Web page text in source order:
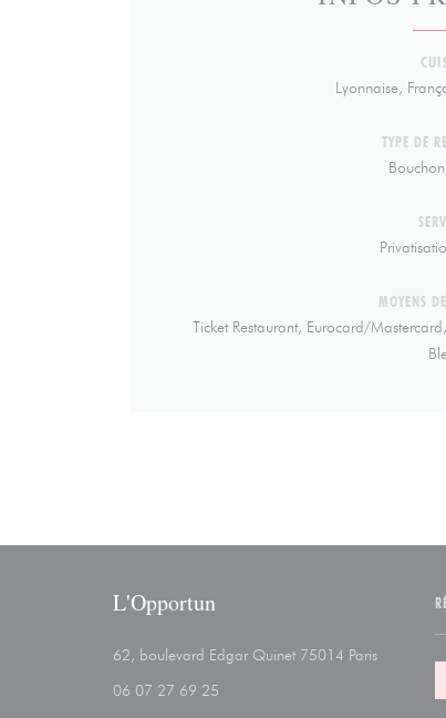
Lyonnaise,
TYPE DE
MOYENS
Ticket Restaurant, Eurocard/
L'Opportun
62, boulevard Edgar Quinet 75014 Paris((ouvre
06 07 27 69 25